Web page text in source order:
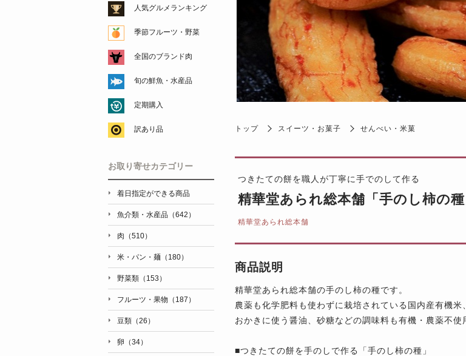
トップ スイーツ・お菓子 せんべい・米菓
つきたての餅を職人が丁寧に手でのして作る
精華堂あられ総本舗「手のし柿の
精華堂あられ総本舗
商品説明
精華堂あられ総本舗の手のし柿の種です。
農薬も化学肥料も使わずに栽培されている国内産有機
おかきに使う醤油、砂糖などの調味料も有機・農薬不
■つきたての餅を手のしで作る「手のし柿の種」
人気グルメランキング
季節フルーツ・野菜
全国のブランド肉
旬の鮮魚・水産品
定期購入
訳あり品
お取り寄せカテゴリー
着日指定ができる商品
魚介類・水産品（642）
肉（510）
米・パン・麺（180）
野菜類（153）
フルーツ・果物（187）
豆類（26）
卵（34）